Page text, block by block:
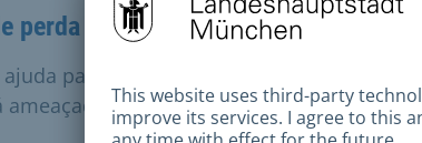
perda iminente de habitação
para os residentes de Munique cujo
de rescisão ou de processo de